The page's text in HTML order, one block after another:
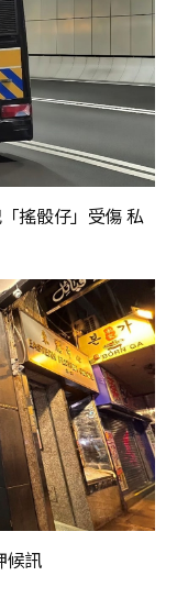
搖骰仔」受傷 私
候訊